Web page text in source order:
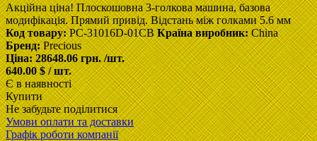
Акційна ціна! Плоскошовна 3-голкова машина, базова
модифікація. Прямий привід. Відстань між голками 5.6 мм
Код товару:PC-31016D-01CB Країна виробник:China
Бренд:Precious
Ціна:28648.06 грн./шт.
640.00 $ / шт.
Є в наявності
Купити
Не забудьте поділитися
Умови оплати та доставки
Графік роботи компанії